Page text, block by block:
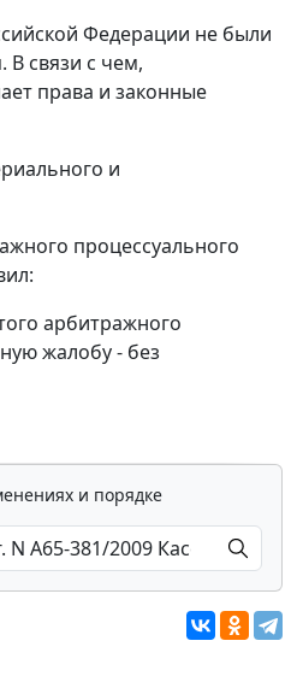
Федерации не были
В связи с чем,
права и законные
и
процессуального
арбитражного
жалобу - без
и порядке